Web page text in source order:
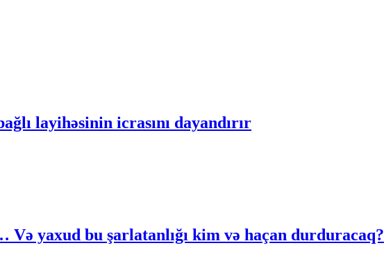
layihəsinin icrasını dayandırır
yaxud bu şarlatanlığı kim və haçan durduracaq?